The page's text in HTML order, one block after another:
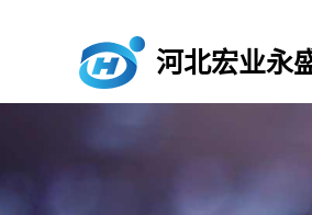
河北宏业永